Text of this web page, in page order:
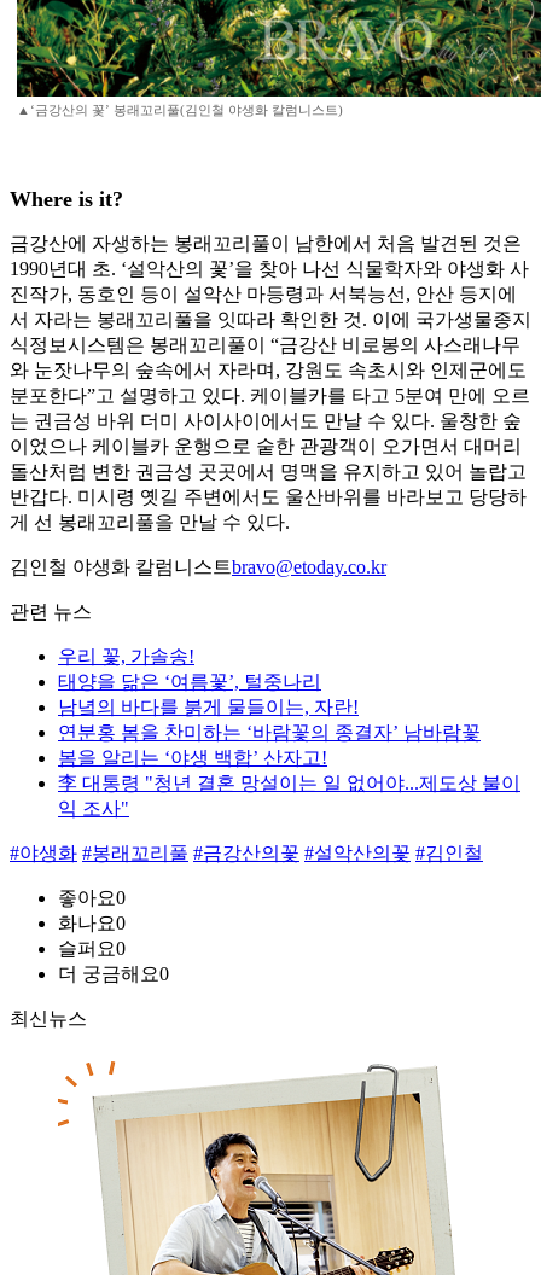
▲‘금강산의 꽃’ 봉래꼬리풀(김인철 야생화 칼럼니스트)
Where is it?
금강산에 자생하는 봉래꼬리풀이 남한에서 처음 발견된 것은
1990년대 초. ‘설악산의 꽃’을 찾아 나선 식물학자와 야생화 사
진작가, 동호인 등이 설악산 마등령과 서북능선, 안산 등지에
서 자라는 봉래꼬리풀을 잇따라 확인한 것. 이에 국가생물종지
식정보시스템은 봉래꼬리풀이 “금강산 비로봉의 사스래나무
와 눈잣나무의 숲속에서 자라며, 강원도 속초시와 인제군에도
분포한다”고 설명하고 있다. 케이블카를 타고 5분여 만에 오르
는 권금성 바위 더미 사이사이에서도 만날 수 있다. 울창한 숲
이었으나 케이블카 운행으로 숱한 관광객이 오가면서 대머리
돌산처럼 변한 권금성 곳곳에서 명맥을 유지하고 있어 놀랍고
반갑다. 미시령 옛길 주변에서도 울산바위를 바라보고 당당하
게 선 봉래꼬리풀을 만날 수 있다.
김인철 야생화 칼럼니스트bravo@etoday.co.kr
관련 뉴스
우리 꽃, 가솔송!
태양을 닮은 ‘여름꽃’, 털중나리
남녘의 바다를 붉게 물들이는, 자란!
연분홍 봄을 찬미하는 ‘바람꽃의 종결자’ 남바람꽃
봄을 알리는 ‘야생 백합’ 산자고!
李 대통령 "청년 결혼 망설이는 일 없어야...제도상 불이
익 조사"
#야생화 #봉래꼬리풀 #금강산의꽃 #설악산의꽃 #김인철
좋아요0
화나요0
슬퍼요0
더 궁금해요0
최신뉴스